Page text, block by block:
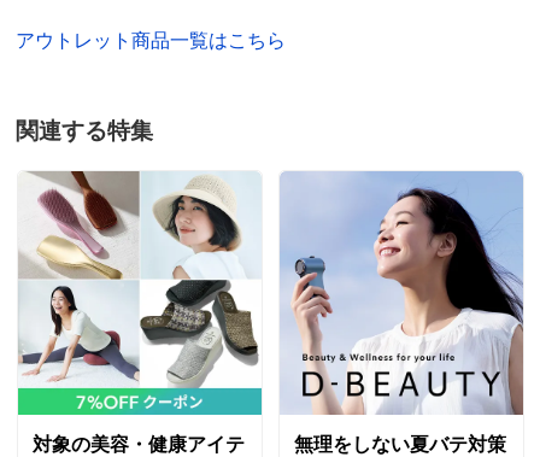
すべての口コミを見る
アウトレット商品一覧はこちら
関連する特集
対象の美容・健康アイテ
無理をしない夏バテ対策